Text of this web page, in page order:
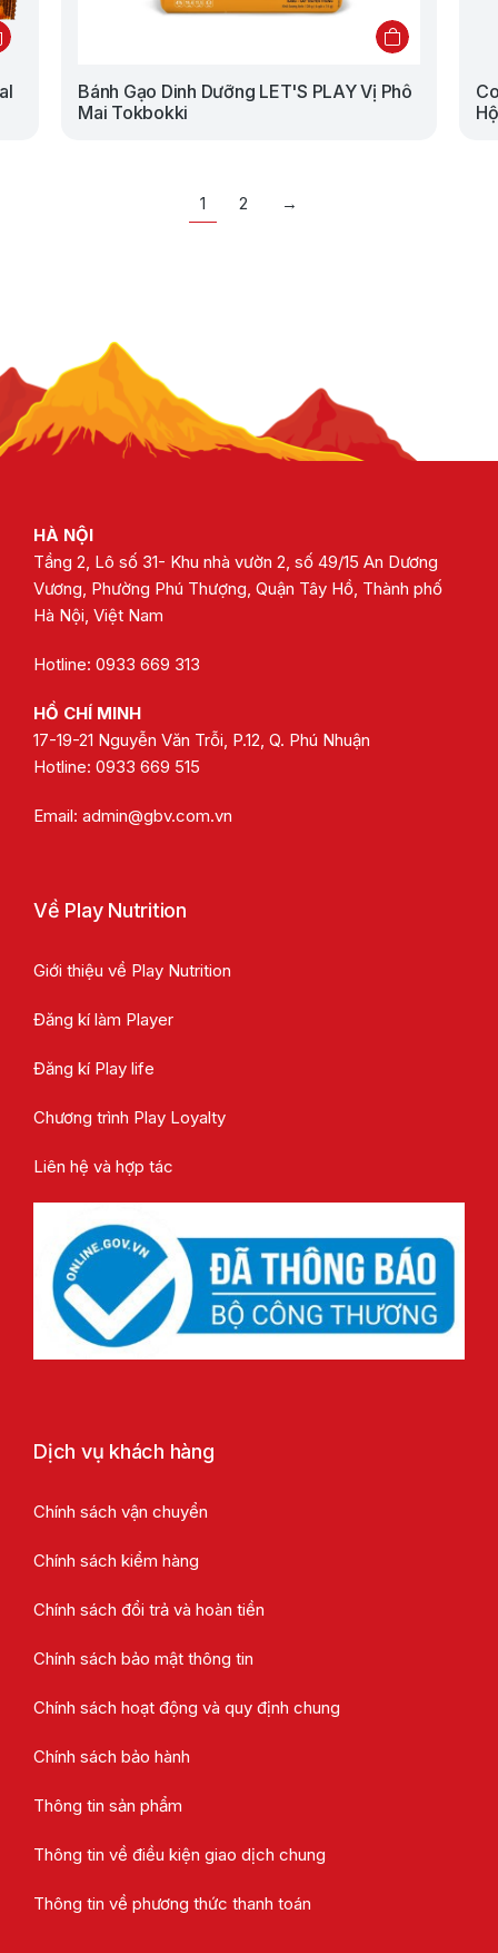
Bánh Gạo Dinh Dưỡng LET'S PLAY Vị Phô
Mai Tokbokki
1 2 →
HÀ NỘI
Tầng 2, Lô số 31- Khu nhà vườn 2, số 49/15 An Dương
Vương, Phường Phú Thượng, Quận Tây Hồ, Thành phố
Hà Nội, Việt Nam
Hotline: 0933 669 313
HỒ CHÍ MINH
17-19-21 Nguyễn Văn Trỗi, P.12, Q. Phú Nhuận
Hotline: 0933 669 515
Email: admin@gbv.com.vn
Về Play Nutrition
Giới thiệu về Play Nutrition
Đăng kí làm Player
Đăng kí Play life
Chương trình Play Loyalty
Liên hệ và hợp tác
Dịch vụ khách hàng
Chính sách vận chuyển
Chính sách kiểm hàng
Chính sách đổi trả và hoàn tiền
Chính sách bảo mật thông tin
Chính sách hoạt động và quy định chung
Chính sách bảo hành
Thông tin sản phẩm
Thông tin về điều kiện giao dịch chung
Thông tin về phương thức thanh toán